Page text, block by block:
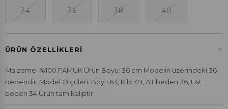
34 36 38 40
ÜRÜN ÖZELLIKLERI +
Malzeme: %100 PAMUK Ürün Boyu: 36 cm Modelin üzerindeki 36
bedendir, Model Ölçüleri: Boy 1.63, Kilo 49, Alt beden 36, Üst
beden 34 Ürün tam kalıptır